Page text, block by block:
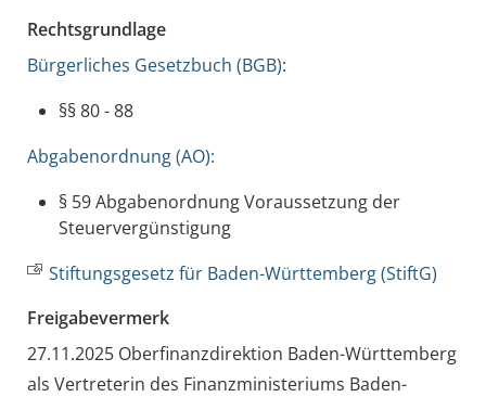
Rechtsgrundlage
Bürgerliches Gesetzbuch (BGB):
§§ 80 - 88
Abgabenordnung (AO):
§ 59 Abgabenordnung Voraussetzung der
Steuervergünstigung
Stiftungsgesetz für Baden-Württemberg (StiftG)
Freigabevermerk
27.11.2025 Oberfinanzdirektion Baden-Württemberg
als Vertreterin des Finanzministeriums Baden-